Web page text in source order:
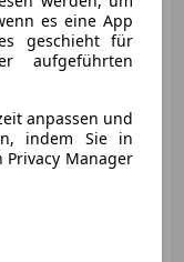
es eine App
geschieht für
aufgeführten
anpassen und
indem Sie in
Manager